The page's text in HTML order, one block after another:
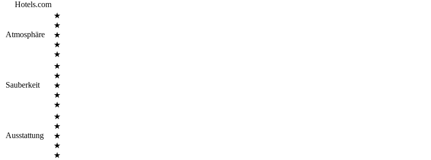
Hotels.com
Atmosphäre
★
★
★
★
★
Sauberkeit
★
★
★
★
★
Ausstattung
★
★
★
★
★